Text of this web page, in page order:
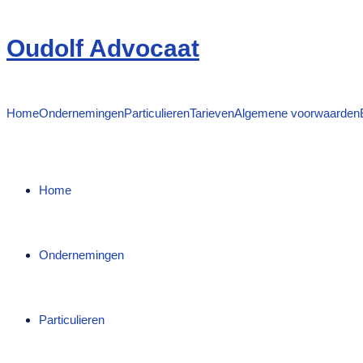
Oudolf Advocaat
HomeOndernemingenParticulierenTarievenAlgemene voorwaarden
Home
Ondernemingen
Particulieren